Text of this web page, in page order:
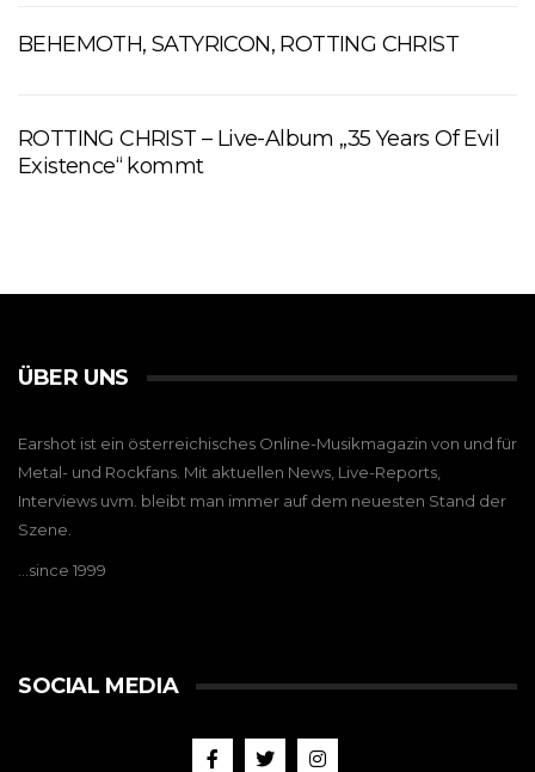
BEHEMOTH, SATYRICON, ROTTING CHRIST
ROTTING CHRIST – Live-Album „35 Years Of Evil
Existence“ kommt
ÜBER UNS
Earshot ist ein österreichisches Online-Musikmagazin von und für
Metal- und Rockfans. Mit aktuellen News, Live-Reports,
Interviews uvm. bleibt man immer auf dem neuesten Stand der
Szene.
…since 1999
SOCIAL MEDIA